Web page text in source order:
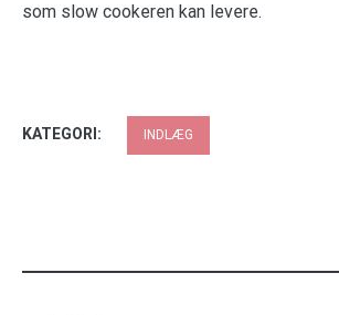
som slow cookeren kan levere.
KATEGORI: INDLÆG